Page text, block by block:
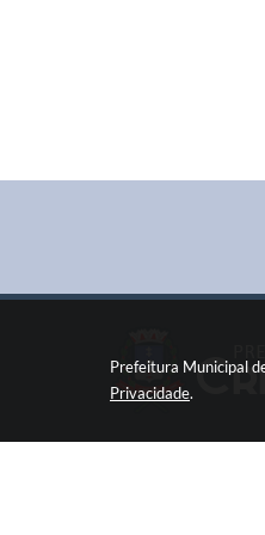
Prefeitura Municipal
Privacidade.